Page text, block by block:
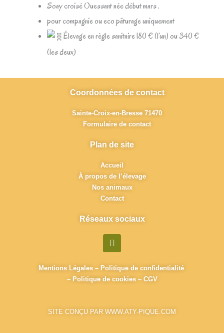
Soay croisé Ouessant née début mars .
pour compagnie ou eco pâturage uniquement
Élevage en règle sanitaire 180 € (l’un) ou 340 €
(les deux)
Coordonnées de contact
Sainte-Croix-en-Bresse 71470
Formulaire de contact
Plan de site
Accueil
À propos de l’élevage
Nos animaux
Contact
Réseaux sociaux
F
a
c
e
b
o
SITE CONÇU PAR WWW.ATY-PIQUE.COM
Mentions Légales– Politique de confidentialité
– Politique de cookies– CGV